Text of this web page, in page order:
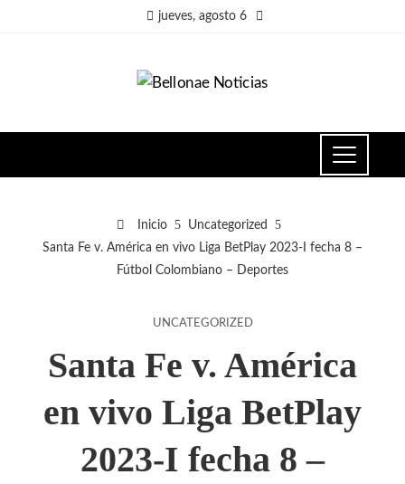
jueves, agosto 6
Inicio
Uncategorized
Santa Fe v. América en vivo Liga BetPlay 2023-I fecha 8 –
Fútbol Colombiano – Deportes
UNCATEGORIZED
Santa Fe v. América
en vivo Liga BetPlay
2023-I fecha 8 –